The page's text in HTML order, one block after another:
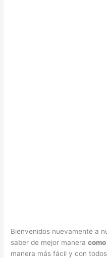
Bienvenidos nuevamente a
saber de mejor manera
manera más fácil y con